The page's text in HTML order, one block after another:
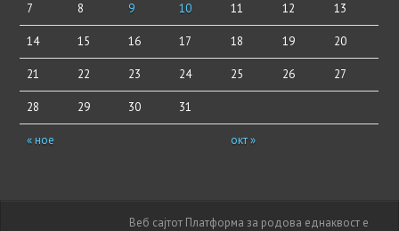
« ное окт »
7 8 9 10 11 12 13
14 15 16 17 18 19 20
21 22 23 24 25 26 27
28 29 30 31
Веб сајтот Платформа за родова еднаквост е